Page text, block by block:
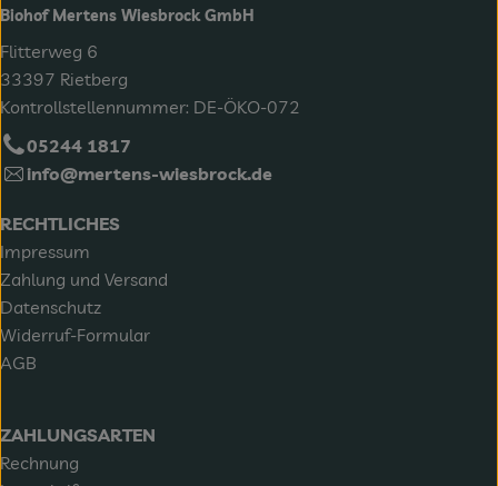
Biohof Mertens Wiesbrock GmbH
Flitterweg 6
33397 Rietberg
Kontrollstellennummer: DE-ÖKO-072
05244 1817
info@mertens-wiesbrock.de
RECHTLICHES
Impressum
Zahlung und Versand
Datenschutz
Widerruf-Formular
AGB
ZAHLUNGSARTEN
Rechnung